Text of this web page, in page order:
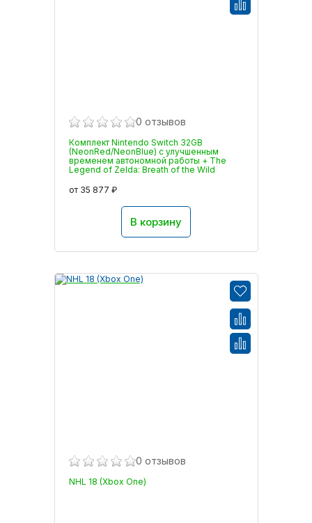
0 отзывов
Комплект Nintendo Switch 32GB
(NeonRed/NeonBlue) с улучшенным
временем автономной работы + The
Legend of Zelda: Breath of the Wild
от 35 877 ₽
В корзину
0 отзывов
NHL 18 (Xbox One)